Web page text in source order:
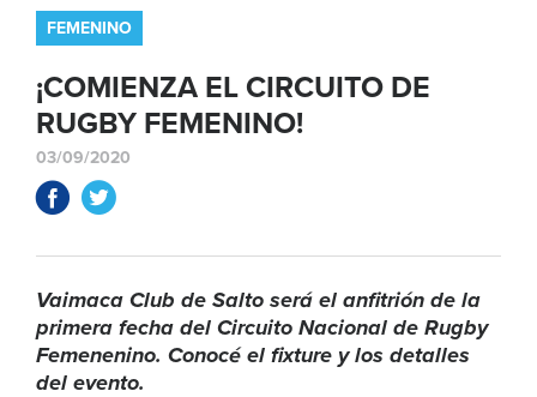
FEMENINO
¡COMIENZA EL CIRCUITO DE
RUGBY FEMENINO!
03/09/2020
Vaimaca Club de Salto será el anfitrión de la
primera fecha del Circuito Nacional de Rugby
Femenenino. Conocé el fixture y los detalles
del evento.